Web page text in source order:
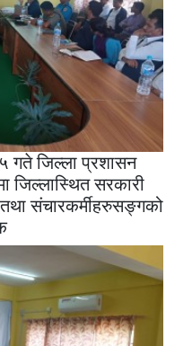
जिल्ला प्रशासन
जिल्लास्थित सरकारी
संचारकर्मीहरुसङ्गको